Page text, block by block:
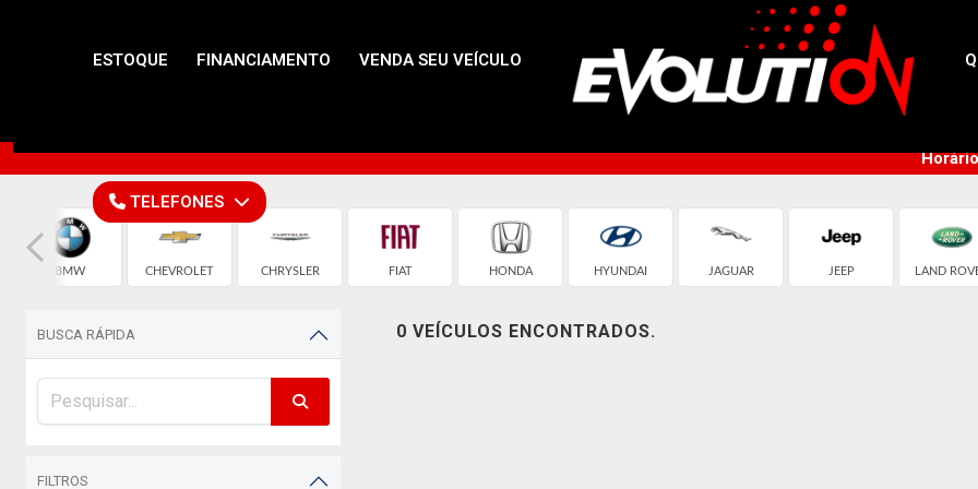
ESTOQUE FINANCIAMENTO VENDA SEU VEÍCULO
TELEFONES
BMW CHEVROLET CHRYSLER FIAT HONDA HYUNDAI JAGUAR JEEP LAND
BUSCA RÁPIDA
FILTROS
0 VEÍCULOS ENCONTRADOS.